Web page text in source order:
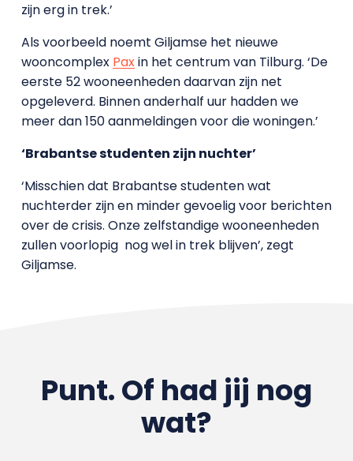
zijn erg in trek.’
Als voorbeeld noemt Giljamse het nieuwe
wooncomplex Paxin het centrum van Tilburg. ‘De
eerste 52 wooneenheden daarvan zijn net
opgeleverd. Binnen anderhalf uur hadden we
meer dan 150 aanmeldingen voor die woningen.’
‘Brabantse studenten zijn nuchter’
‘Misschien dat Brabantse studenten wat
nuchterder zijn en minder gevoelig voor berichten
over de crisis. Onze zelfstandige wooneenheden
zullen voorlopig nog wel in trek blijven’, zegt
Giljamse.
Punt. Of had jij nog
wat?